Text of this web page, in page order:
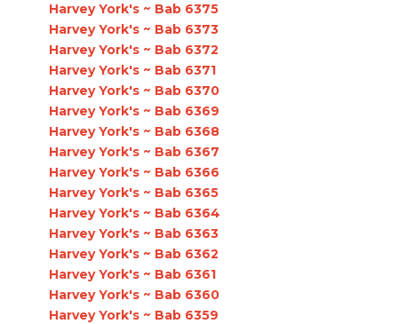
Harvey York's ~ Bab 6375
Harvey York's ~ Bab 6373
Harvey York's ~ Bab 6372
Harvey York's ~ Bab 6371
Harvey York's ~ Bab 6370
Harvey York's ~ Bab 6369
Harvey York's ~ Bab 6368
Harvey York's ~ Bab 6367
Harvey York's ~ Bab 6366
Harvey York's ~ Bab 6365
Harvey York's ~ Bab 6364
Harvey York's ~ Bab 6363
Harvey York's ~ Bab 6362
Harvey York's ~ Bab 6361
Harvey York's ~ Bab 6360
Harvey York's ~ Bab 6359